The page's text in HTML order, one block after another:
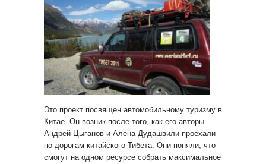
Это проект посвящен автомобильному туризму в
Китае. Он возник после того, как его авторы
Андрей Цыганов и Алена Дудашвили проехали
по дорогам китайского Тибета. Они поняли, что
смогут на одном ресурсе собрать максимальное